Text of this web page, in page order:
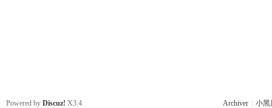
Archiver 小黑
Powered by Discuz! X3.4